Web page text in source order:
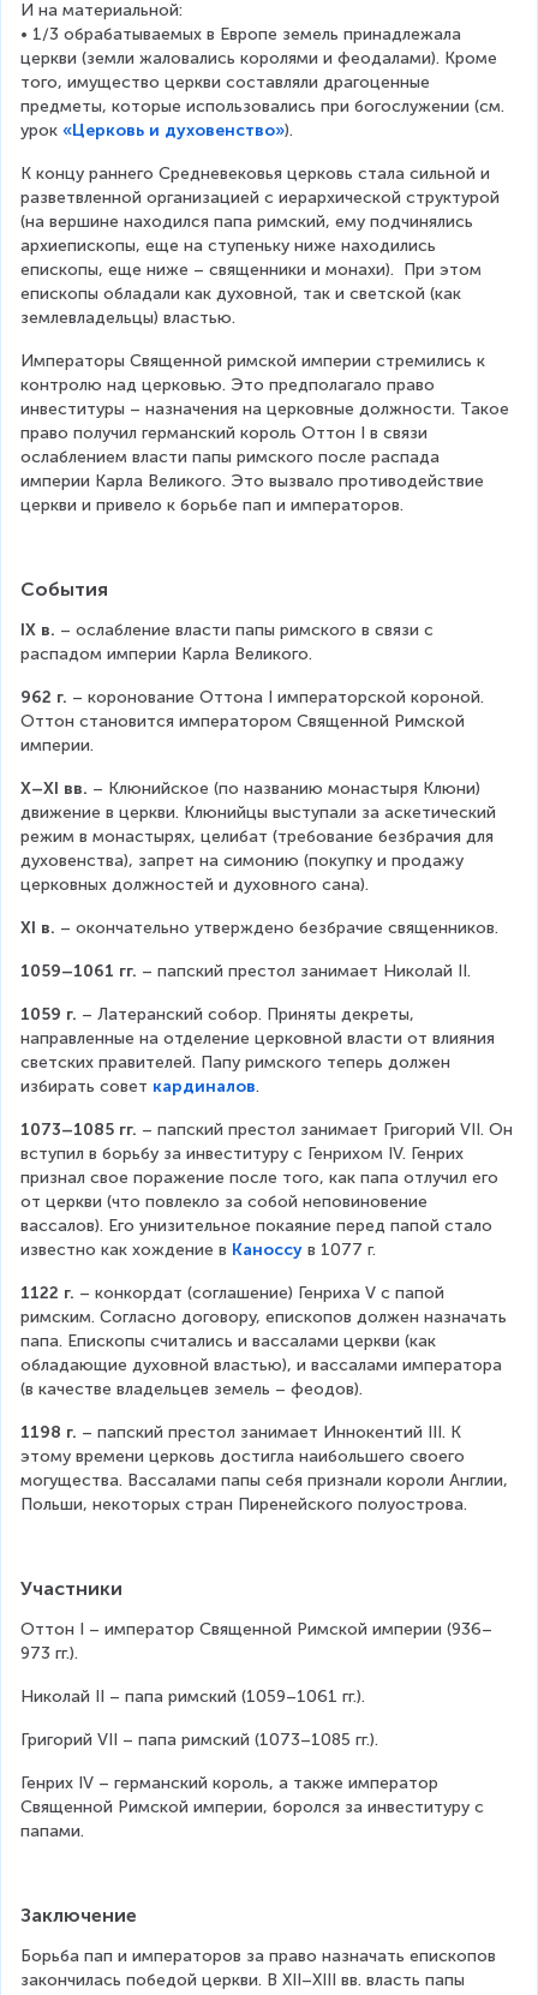
И на материальной:
• 1/3 обрабатываемых в Европе земель принадлежала
церкви (земли жаловались королями и феодалами). Кроме
того, имущество церкви составляли драгоценные
предметы, которые использовались при богослужении (см.
урок «Церковь и духовенство»).
К концу раннего Средневековья церковь стала сильной и
разветвленной организацией с иерархической структурой
(на вершине находился папа римский, ему подчинялись
архиепископы, еще на ступеньку ниже находились
епископы, еще ниже – священники и монахи).  При этом
епископы обладали как духовной, так и светской (как
землевладельцы) властью.
Императоры Священной римской империи стремились к
контролю над церковью. Это предполагало право
инвеституры – назначения на церковные должности. Такое
право получил германский король Оттон I в связи
ослаблением власти папы римского после распада
империи Карла Великого. Это вызвало противодействие
церкви и привело к борьбе пап и императоров.
События
IX в. – ослабление власти папы римского в связи с
распадом империи Карла Великого.
962 г. – коронование Оттона I императорской короной.
Оттон становится императором Священной Римской
империи.
X–XI вв. – Клюнийское (по названию монастыря Клюни)
движение в церкви. Клюнийцы выступали за аскетический
режим в монастырях, целибат (требование безбрачия для
духовенства), запрет на симонию (покупку и продажу
церковных должностей и духовного сана).
XI в. – окончательно утверждено безбрачие священников.
1059–1061 гг. – папский престол занимает Николай II.
1059 г. – Латеранский собор. Приняты декреты,
направленные на отделение церковной власти от влияния
светских правителей. Папу римского теперь должен
избирать совет кардиналов.
1073–1085 гг. – папский престол занимает Григорий VII. Он
вступил в борьбу за инвеституру с Генрихом IV. Генрих
признал свое поражение после того, как папа отлучил его
от церкви (что повлекло за собой неповиновение
вассалов). Его унизительное покаяние перед папой стало
известно как хождение в Каноссу в 1077 г.
1122 г. – конкордат (соглашение) Генриха V с папой
римским. Согласно договору, епископов должен назначать
папа. Епископы считались и вассалами церкви (как
обладающие духовной властью), и вассалами императора
(в качестве владельцев земель – феодов).
1198 г. – папский престол занимает Иннокентий III. К
этому времени церковь достигла наибольшего своего
могущества. Вассалами папы себя признали короли Англии,
Польши, некоторых стран Пиренейского полуострова.
Участники
Оттон I – император Священной Римской империи (936–
973 гг.).
Николай II – папа римский (1059–1061 гг.).
Григорий VII – папа римский (1073–1085 гг.).
Генрих IV – германский король, а также император
Священной Римской империи, боролся за инвеституру с
папами.
Заключение
Борьба пап и императоров за право назначать епископов
закончилась победой церкви. В XII–XIII вв. власть папы